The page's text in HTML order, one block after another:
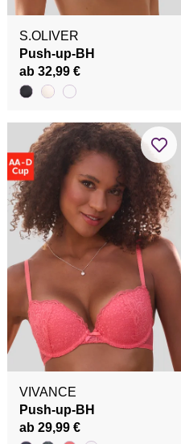
S.OLIVER
Push-up-BH
ab 32,99 €
VIVANCE
Push-up-BH
ab 29,99 €